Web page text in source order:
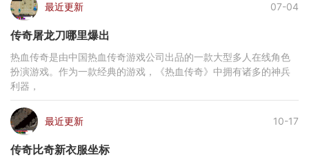
最近更新 07-04
传奇屠龙刀哪里爆出
热血传奇是由中国热血传奇游戏公司出品的一款大型多人在线角色
扮演游戏。作为一款经典的游戏，《热血传奇》中拥有诸多的神兵
利器，
最近更新 10-17
传奇比奇新衣服坐标